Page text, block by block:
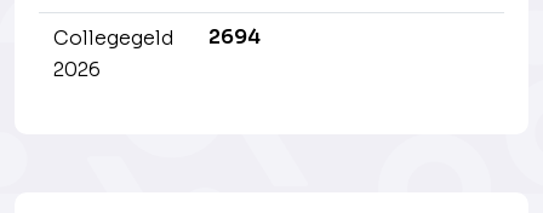
Collegegeld
2026
2694